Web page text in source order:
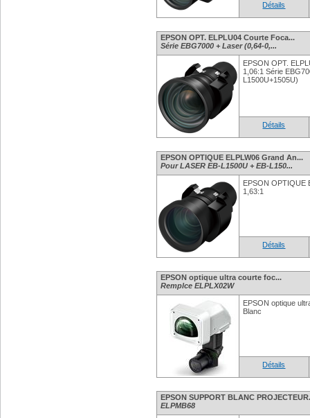
Détails
EPSON OPT. ELPLU04 Courte Foca...
Série EBG7000 + Laser (0,64-0,...
EPSON OPT.
1,06:1 Série
L1500U+1505U)
Détails
EPSON OPTIQUE ELPLW06 Grand An...
Pour LASER EB-L1500U + EB-L150...
EPSON OPTIQUE
1,63:1
Détails
EPSON optique ultra courte foc...
Remplce ELPLX02W
EPSON optique
Blanc
Détails
EPSON SUPPORT BLANC
ELPMB68